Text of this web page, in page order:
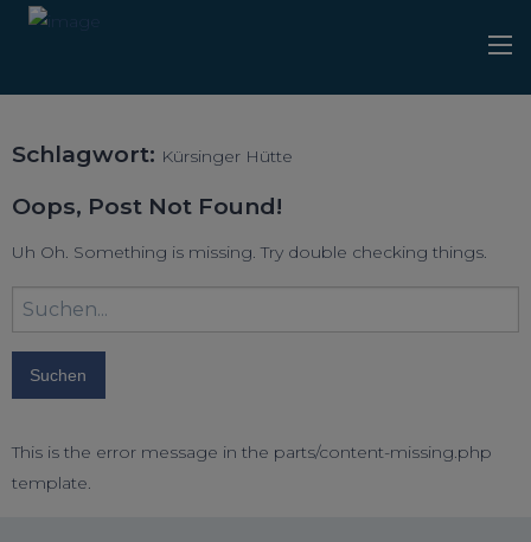
Schlagwort: Kürsinger Hütte
Oops, Post Not Found!
Uh Oh. Something is missing. Try double checking things.
Suchbegriff
eingeben:
This is the error message in the parts/content-missing.php
template.